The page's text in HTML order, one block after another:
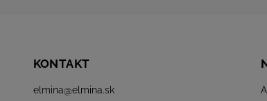
KONTAKT
elmina@elmina.sk